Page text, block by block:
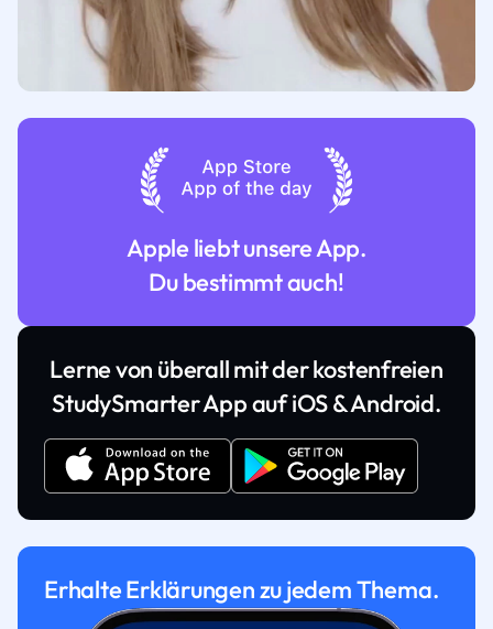
Apple liebt unsere App.
Du bestimmt auch!
Lerne von überall mit der kostenfreien
StudySmarter App auf iOS & Android.
Erhalte Erklärungen zu jedem Thema.